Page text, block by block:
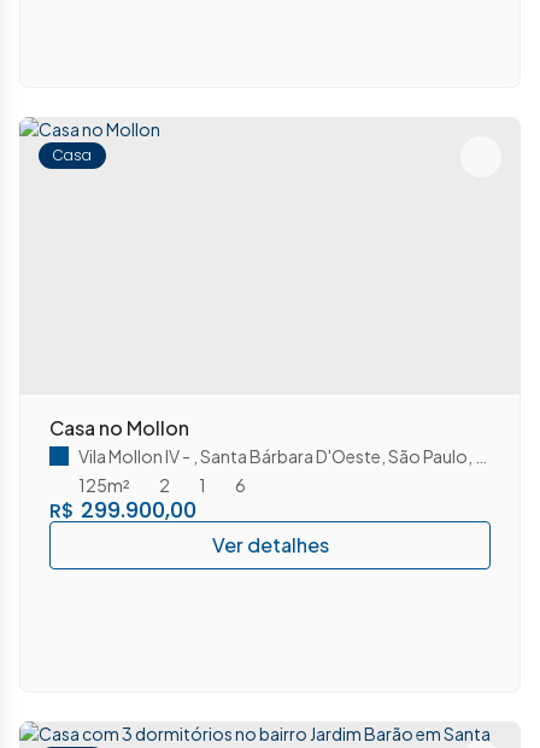
Casa
Casa no Mollon
R$ 299.900,00
Vila Mollon IV Santa Bárbara D'Oeste São Paulo
2
1
125m² 6